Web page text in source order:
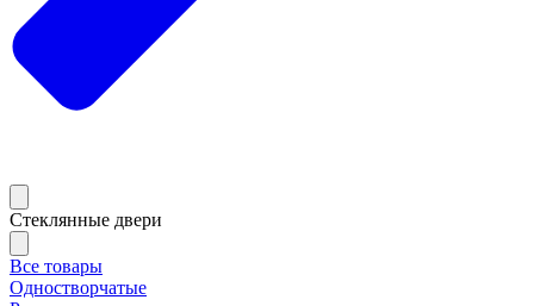
Стеклянные двери
Все товары
Одностворчатые